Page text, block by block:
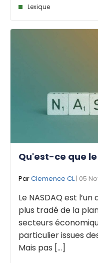
Lexique
Qu'est-ce que le
ParClemence CL| 05
Le NASDAQ est
plus tradé de la
secteurs
particulier issues
Mais pas [...]